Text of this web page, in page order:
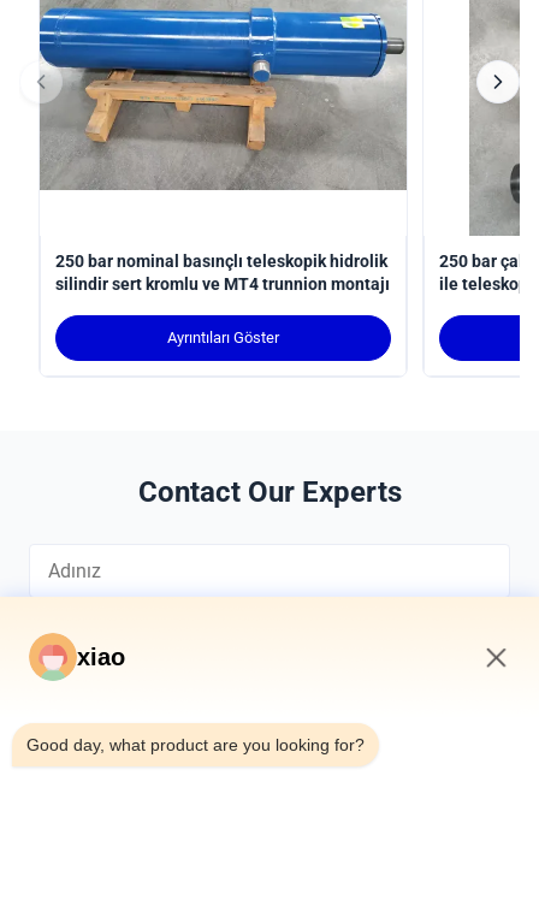
250 bar nominal basınçlı teleskopik hidrolik
silindir sert kromlu ve MT4 trunnion montajı
Ayrıntıları Göster
250 bar
ile
Contact Our Experts
*
xiao
Good day, what product are you looking for?